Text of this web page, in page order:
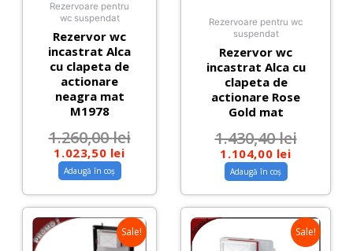
Rezervoare pentru
wc suspendat
Rezervor wc
incastrat Alca
cu clapeta de
actionare
neagra mat
M1978
1.260,00lei
1.023,50 lei
Adaugă în coș
Rezervoare pentru wc
suspendat
Rezervor wc
incastrat Alca cu
clapeta de
actionare Rose
Gold mat
1.430,40lei
1.104,00 lei
Adaugă în coș
Sale! Sale!